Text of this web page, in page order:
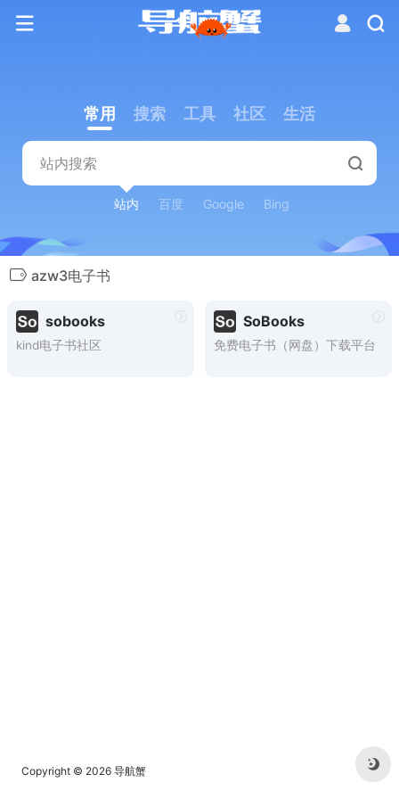
常用 搜索 工具 社区 生活
站内 百度 Google Bing
azw3电子书
sobooks
kind电子书社区
SoBooks
免费电子书（网盘）下载平台
Copyright © 2026 导航蟹